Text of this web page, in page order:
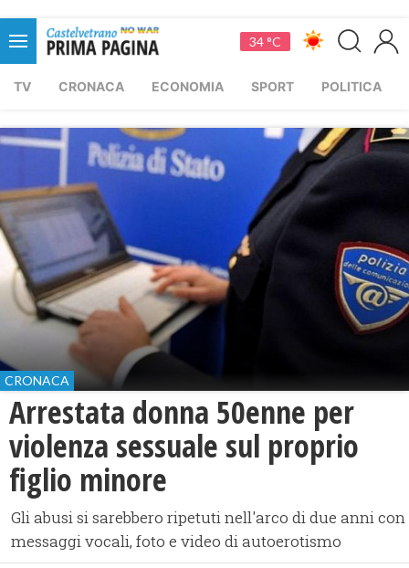
34 °C
TV CRONACA ECONOMIA SPORT POLITICA
CRONACA
​Arrestata donna 50enne per
violenza sessuale sul proprio
figlio minore
Gli abusi si sarebbero ripetuti nell'arco di due anni con
messaggi vocali, foto e video di autoerotismo